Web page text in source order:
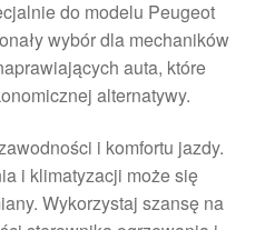
do modelu Peugeot
wybór dla mechaników
auta, które
alternatywy.
i komfortu jazdy.
i klimatyzacji może się
Wykorzystaj szansę na